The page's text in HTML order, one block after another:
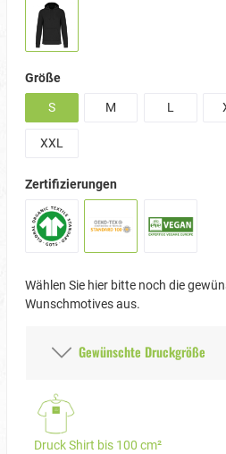
Größe
S
M L
XXL
Zertifizierungen
Wählen Sie hier bitte noch die
Wunschmotives aus.
Gewünschte Druckgröße
Druck Shirt bis 100 cm²